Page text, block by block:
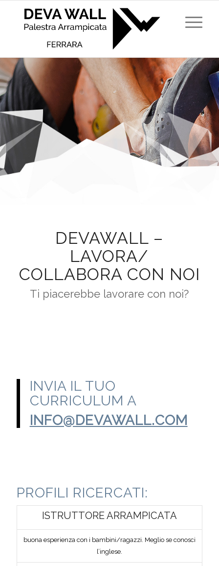
DEVAWALL –
LAVORA/
COLLABORA CON NOI
Ti piacerebbe lavorare con noi?
INVIA IL TUO
CURRICULUM A
INFO@DEVAWALL.COM
PROFILI RICERCATI:
ISTRUTTORE ARRAMPICATA
buona esperienza con i bambini/ragazzi. Meglio se conosci
l’inglese.